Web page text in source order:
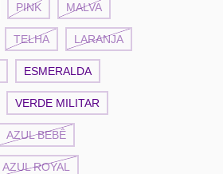
PINK MALVA
TELHA LARANJA
ESMERALDA
VERDE MILITAR
AZUL BEBÊ
AZUL ROYAL